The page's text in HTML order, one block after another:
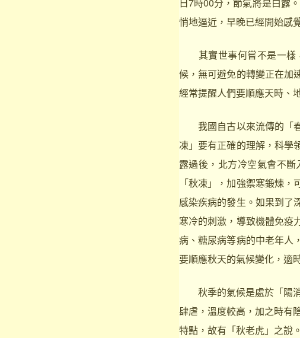
日7時00分，節氣將是白露
悄地逼近，早晚已經開始感
其實世事何嘗不是一樣
候，無可避免的轉變正在加
經常提醒人們要順應天時、
我國自古以來流傳的「春
凍」要有正確的理解，科學
露過後，北方冷空氣會不
「秋凍」，加強禦寒鍛煉
感染疾病的發生。如果到了
寒冷的刺激，導致機體免疫
病、糖尿病等病的中老年人
要順應秋天的氣候變化，適
秋季的氣候是處於「陽消
肆虐，溫度較高，加之時有
特點，故有「秋老虎」之說。